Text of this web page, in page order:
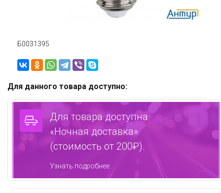
Б0031395
Для данного товара доступно:
Для товара доступна
«Ночная доставка»
(стоимость от 200₽).
Узнать подробнее.